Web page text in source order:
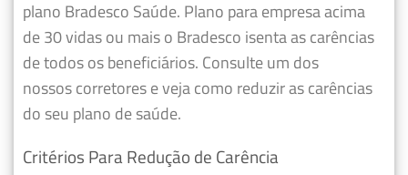
plano Bradesco Saúde. Plano para empresa acima
de 30 vidas ou mais o Bradesco isenta as carências
de todos os beneficiários. Consulte um dos
nossos corretores e veja como reduzir as carências
do seu plano de saúde.
Critérios Para Redução de Carência